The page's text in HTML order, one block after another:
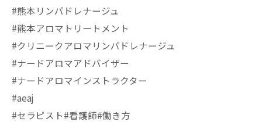
#熊本リンパドレナージュ
#熊本アロマトリートメント
#クリニークアロマリンパドレナージュ
#ナードアロマアドバイザー
#ナードアロマインストラクター
#aeaj
#セラピスト#看護師#働き方